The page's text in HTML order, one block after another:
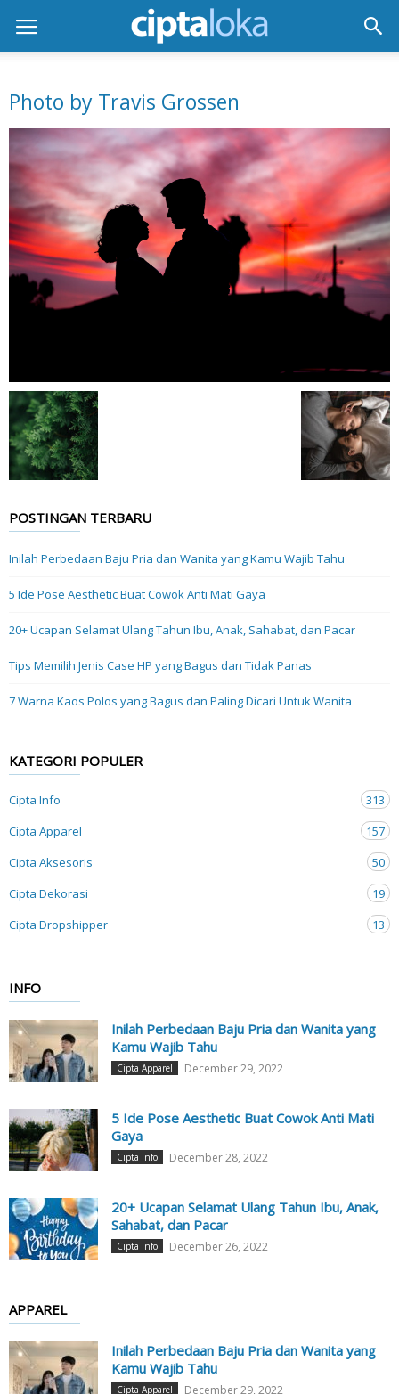
Photo by Travis Grossen
POSTINGAN TERBARU
Inilah Perbedaan Baju Pria dan Wanita yang Kamu Wajib Tahu
5 Ide Pose Aesthetic Buat Cowok Anti Mati Gaya
20+ Ucapan Selamat Ulang Tahun Ibu, Anak, Sahabat, dan Pacar
Tips Memilih Jenis Case HP yang Bagus dan Tidak Panas
7 Warna Kaos Polos yang Bagus dan Paling Dicari Untuk Wanita
KATEGORI POPULER
Cipta Info
313
Cipta Apparel
157
Cipta Aksesoris
50
Cipta Dekorasi
19
Cipta Dropshipper
13
INFO
Inilah Perbedaan Baju Pria dan Wanita yang
Kamu Wajib Tahu
Cipta Apparel December 29, 2022
5 Ide Pose Aesthetic Buat Cowok Anti Mati
Gaya
Cipta Info December 28, 2022
20+ Ucapan Selamat Ulang Tahun Ibu, Anak,
Sahabat, dan Pacar
Cipta Info December 26, 2022
APPAREL
Inilah Perbedaan Baju Pria dan Wanita yang
Kamu Wajib Tahu
Cipta Apparel December 29, 2022